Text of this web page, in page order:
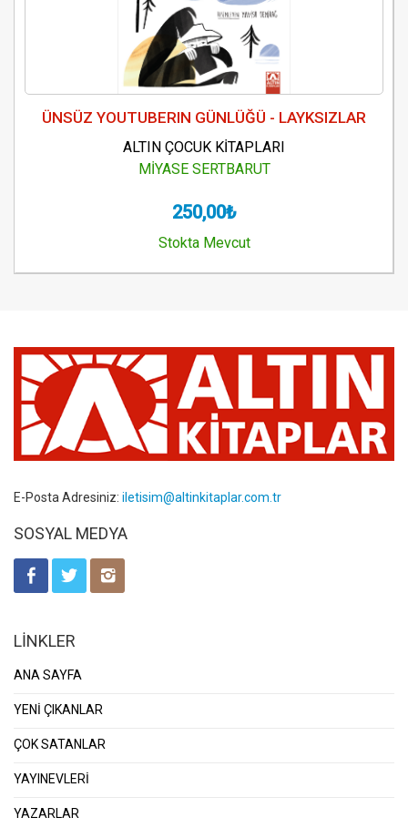
ÜNSÜZ YOUTUBERIN GÜNLÜĞÜ - LAYKSIZLAR
ALTIN ÇOCUK KİTAPLARI
MİYASE SERTBARUT
250,00₺
Stokta Mevcut
E-Posta Adresiniz: iletisim@altinkitaplar.com.tr
SOSYAL MEDYA
LİNKLER
ANA SAYFA
YENİ ÇIKANLAR
ÇOK SATANLAR
YAYINEVLERİ
YAZARLAR